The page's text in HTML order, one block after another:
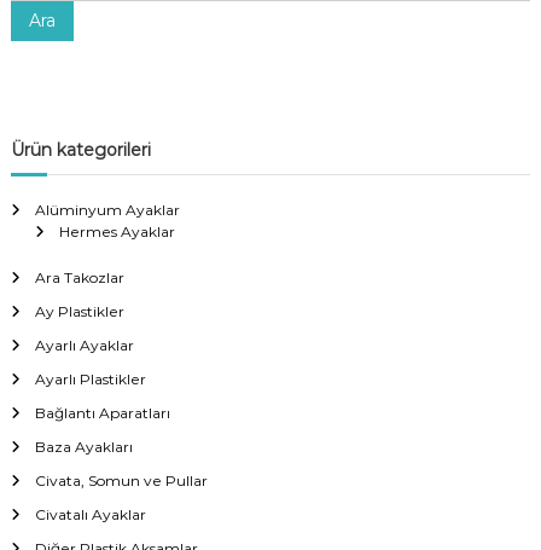
:
Ara
Ürün kategorileri
Alüminyum Ayaklar
Hermes Ayaklar
Ara Takozlar
Ay Plastikler
Ayarlı Ayaklar
Ayarlı Plastikler
Bağlantı Aparatları
Baza Ayakları
Civata, Somun ve Pullar
Civatalı Ayaklar